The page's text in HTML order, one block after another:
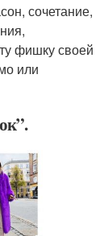
сочетание,
фишку своей
или